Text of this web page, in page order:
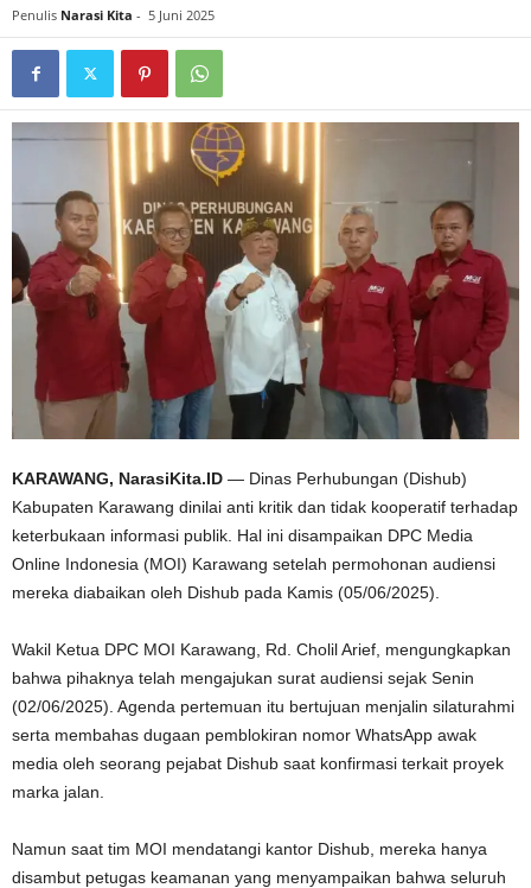
Penulis Narasi Kita - 5 Juni 2025
KARAWANG, NarasiKita.ID — Dinas Perhubungan (Dishub)
Kabupaten Karawang dinilai anti kritik dan tidak kooperatif terhadap
keterbukaan informasi publik. Hal ini disampaikan DPC Media
Online Indonesia (MOI) Karawang setelah permohonan audiensi
mereka diabaikan oleh Dishub pada Kamis (05/06/2025).
Wakil Ketua DPC MOI Karawang, Rd. Cholil Arief, mengungkapkan
bahwa pihaknya telah mengajukan surat audiensi sejak Senin
(02/06/2025). Agenda pertemuan itu bertujuan menjalin silaturahmi
serta membahas dugaan pemblokiran nomor WhatsApp awak
media oleh seorang pejabat Dishub saat konfirmasi terkait proyek
marka jalan.
Namun saat tim MOI mendatangi kantor Dishub, mereka hanya
disambut petugas keamanan yang menyampaikan bahwa seluruh